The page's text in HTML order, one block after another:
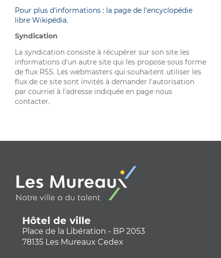
Pour plus d'informations : la page de l'encyclopédie
libre Wikipédia.
Syndication
La syndication consiste à récupérer sur son site les
informations d'un autre site qui les propose sous forme
de flux RSS. Les webmasters qui souhaitent utiliser les
flux de ce site sont invités à demander l'autorisation
par courriel à l'adresse indiquée en page nous
contacter.
Hôtel de ville
Place de la Libération - BP 2053
78135 Les Mureaux Cedex